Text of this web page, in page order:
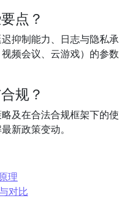
点？
抑制能力、日志与隐私承
频会议、云游戏）的参数
规？
及在合法合规框架下的使
新政策变动。
理
对比